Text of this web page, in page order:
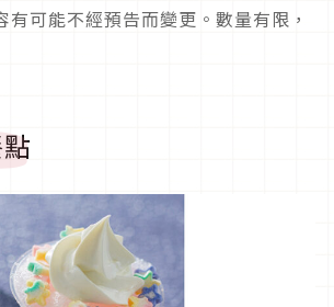
可能不經預告而變更。數量有限，